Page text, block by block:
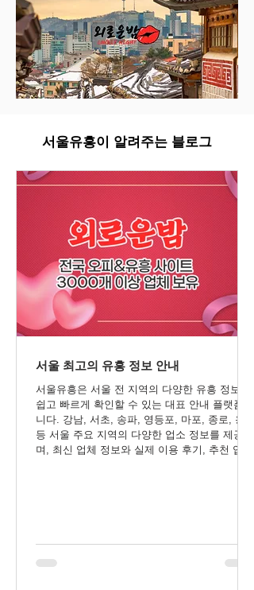
서울유흥이 알려주는 블로그
서울 최고의 유흥 정보 안내
서울유흥은 서울 전 지역의 다양한 유흥 정보를
쉽고 빠르게 확인할 수 있는 대표 안내 플랫폼입
니다. 강남, 서초, 송파, 영등포, 마포, 종로, 용산
등 서울 주요 지역의 다양한 업소 정보를 제공하
며, 최신 업체 정보와 실제 이용 후기, 추천 업체,